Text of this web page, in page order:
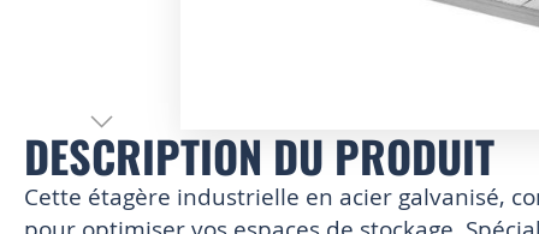
Skip
the
beginning
DESCRIPTION DU PRODUIT
Cette étagère industrielle en acier galvanisé,